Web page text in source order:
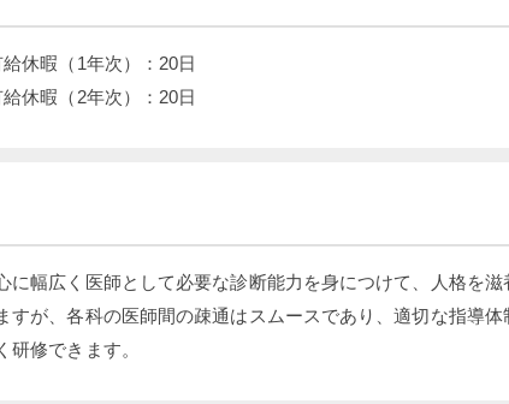
給休暇（1年次）：20日
給休暇（2年次）：20日
幅広く医師として必要な診断能力を身につけて、人格を
すが、各科の医師間の疎通はスムースであり、適切な指導
修できます。